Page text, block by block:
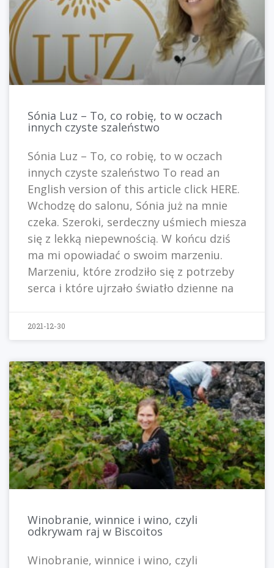
Sónia Luz – To, co robię, to w oczach
innych czyste szaleństwo
Sónia Luz – To, co robię, to w oczach
innych czyste szaleństwo To read an
English version of this article click HERE.
Wchodzę do salonu, Sónia już na mnie
czeka. Szeroki, serdeczny uśmiech miesza
się z lekką niepewnością. W końcu dziś
ma mi opowiadać o swoim marzeniu.
Marzeniu, które zrodziło się z potrzeby
serca i które ujrzało światło dzienne na
2021-12-30
Winobranie, winnice i wino, czyli
odkrywam raj w Biscoitos
Winobranie, winnice i wino, czyli